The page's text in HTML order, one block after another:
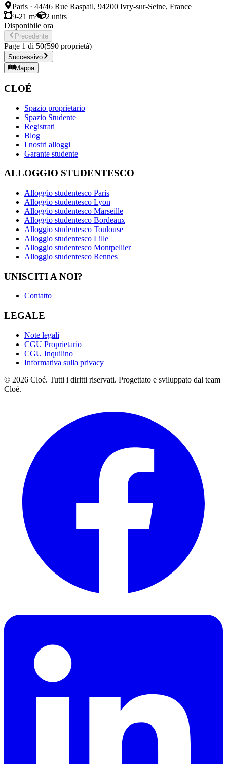
Paris · 44/46 Rue Raspail, 94200 Ivry-sur-Seine, France
9-21 m²
2 units
Disponibile ora
Precedente
Page 1 di 50(590 proprietà)
Successivo
Mappa
CLOÉ
Spazio proprietario
Spazio Studente
Registrati
Blog
I nostri alloggi
Garante studente
ALLOGGIO STUDENTESCO
Alloggio studentesco Paris
Alloggio studentesco Lyon
Alloggio studentesco Marseille
Alloggio studentesco Bordeaux
Alloggio studentesco Toulouse
Alloggio studentesco Lille
Alloggio studentesco Montpellier
Alloggio studentesco Rennes
UNISCITI A NOI?
Contatto
LEGALE
Note legali
CGU Proprietario
CGU Inquilino
Informativa sulla privacy
© 2026 Cloé. Tutti i diritti riservati. Progettato e sviluppato dal team
Cloé.